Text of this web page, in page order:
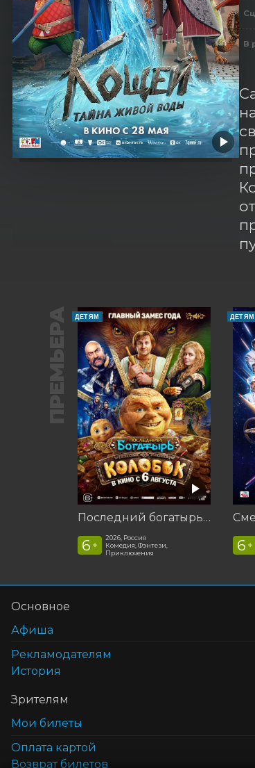
В
ПРЕМЬЕРА ДЕТЯМ
Последний богатырь. Колобок
6 +
2026, Россия
Комедия, Фэнтези,
Приключения
ДЕТЯМ
6 +
Основное
Афиша
Рекламодателям
История
Зрителям
Мои билеты
Оплата картой
Возврат билетов